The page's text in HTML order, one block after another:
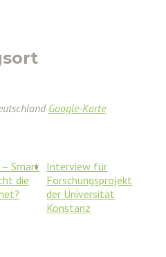
Google-Karte
Smart
die
Interview für
Forschungsprojekt
der Universität
Konstanz